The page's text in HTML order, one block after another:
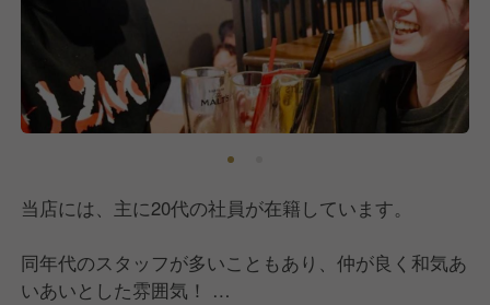
当店には、主に20代の社員が在籍しています。
同年代のスタッフが多いこともあり、仲が良く和気あ
いあいとした雰囲気！